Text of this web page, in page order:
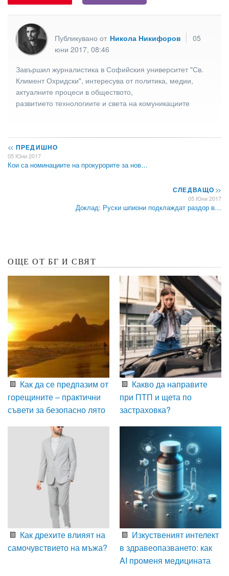
Публикувано от Никола Никифоров
05
юни 2017, 08:46
Завършил журналистика в Софийския университет "Св.
Климент Охридски", интересува от политика, медии,
актуалните процеси в обществото,
развитието технологиите и света на комуникациите
<< ПРЕДИШНО
05 Юни 2017
Кои са номинациите на прокурорите за нов…
СЛЕДВАЩО>>
05 Юни 2017
Доклад: Руски шпиони подклаждат раздор в…
ОЩЕ ОТ БГ И СВЯТ
Как да се предпазим от
горещините – практични
съвети за безопасно лято
Какво да направите
при ПТП и щета по
застраховка?
Как дрехите влияят на
самочувствието на мъжа?
Изкуственият интелект
в здравеопазването: как
AI променя медицината